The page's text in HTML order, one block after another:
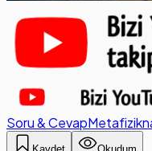
Soru & CevapMetafizik